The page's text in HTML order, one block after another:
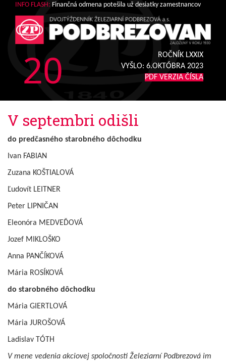
INFO FLASH: Finančná odmena potešila už desiatky zamestnancov
20
ROČNÍK LXXIX
VYŠLO: 6.OKTÓBRA 2023
PDF VERZIA ČÍSLA
V septembri odišli
do predčasného starobného dôchodku
Ivan FABIAN
Zuzana KOŠTIALOVÁ
Ľudovít LEITNER
Peter LIPNIČAN
Eleonóra MEDVEĎOVÁ
Jozef MIKLOŠKO
Anna PANČÍKOVÁ
Mária ROSÍKOVÁ
do starobného dôchodku
Mária GIERTLOVÁ
Mária JUROŠOVÁ
Ladislav TÓTH
V mene vedenia akciovej spoločnosti Železiarní Podbrezová im